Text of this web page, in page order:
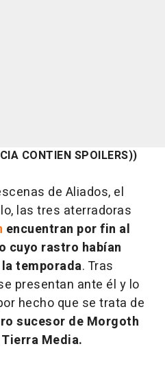
CONTIEN SPOILERS))
de Aliados, el
las tres aterradoras
encuentran por fin al
cuyo rastro habían
temporada. Tras
presentan ante él y lo
hecho que se trata de
sucesor de Morgoth
Media.